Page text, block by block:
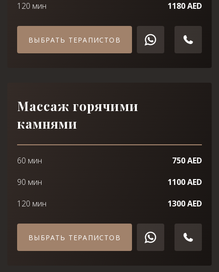
120 мин
1180 AED
ВЫБРАТЬ ТЕРАПИСТОВ
Массаж горячими
камнями
60 мин
750 AED
90 мин
1100 AED
120 мин
1300 AED
ВЫБРАТЬ ТЕРАПИСТОВ